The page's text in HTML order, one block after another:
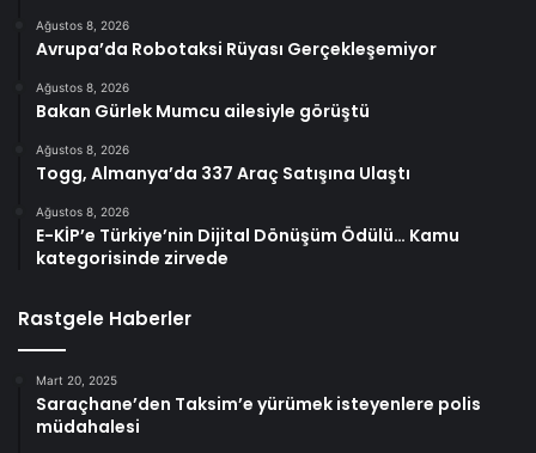
Ağustos 8, 2026
Avrupa’da Robotaksi Rüyası Gerçekleşemiyor
Ağustos 8, 2026
Bakan Gürlek Mumcu ailesiyle görüştü
Ağustos 8, 2026
Togg, Almanya’da 337 Araç Satışına Ulaştı
Ağustos 8, 2026
E-KİP’e Türkiye’nin Dijital Dönüşüm Ödülü… Kamu
kategorisinde zirvede
Rastgele Haberler
Mart 20, 2025
Saraçhane’den Taksim’e yürümek isteyenlere polis
müdahalesi